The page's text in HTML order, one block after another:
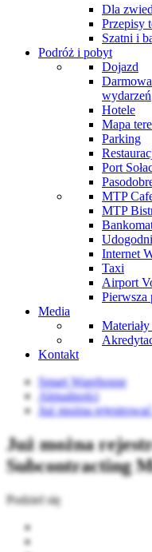
Dla
Przepisy
Szatni i
Podróż i pobyt
Dojazd
wydarzeń
Hotele
Mapa
Parking
Port
MTP
MTP
Internet
Taxi
Airport
Pierwsza
Media
Kontakt
Smart Warehouse
Aktualności
Już można
Już można
Subcontracting
Podziel się